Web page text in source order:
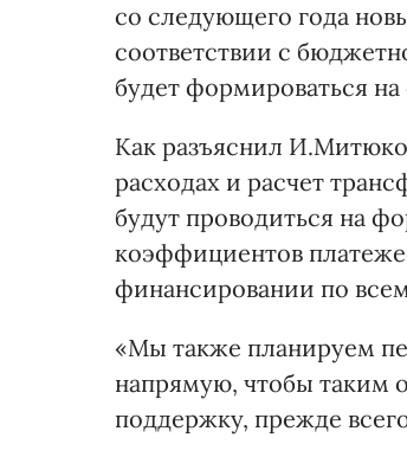
со следующего года
соответствии с
будет формироваться
Как разъяснил
расходах и расчет
будут проводиться на
коэффициентов
финансировании по
«Мы также планируем
напрямую, чтобы таким
поддержку, прежде